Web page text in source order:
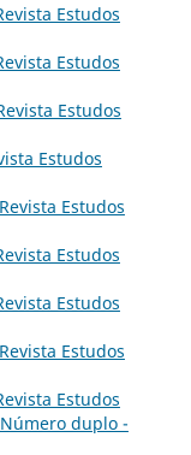
Estudos
Estudos
Estudos
Estudos
Revista Estudos
Estudos
Estudos
Revista Estudos
Estudos
duplo -